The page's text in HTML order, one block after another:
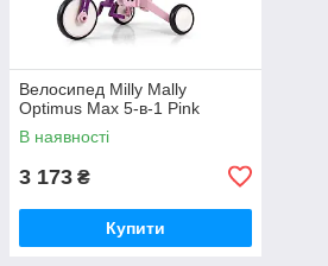
Велосипед Milly Mally
Optimus Max 5-в-1 Pink
В наявності
3 173 ₴
Купити